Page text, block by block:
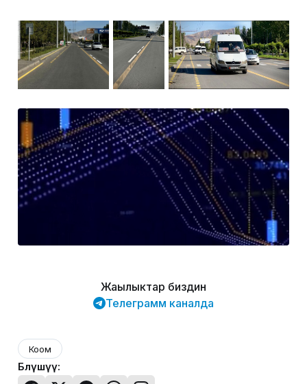
Жаңылыктар биздин
Телеграмм каналда
Коом
Бөлүшүү: